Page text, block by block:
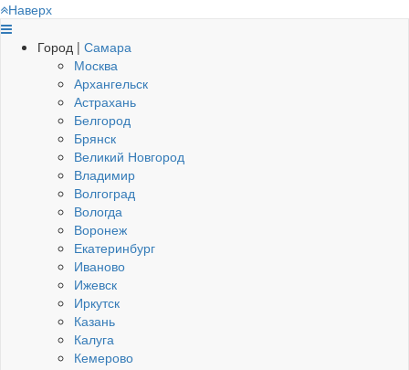
Наверх
Город | Самара
Москва
Архангельск
Астрахань
Белгород
Брянск
Великий Новгород
Владимир
Волгоград
Вологда
Воронеж
Екатеринбург
Иваново
Ижевск
Иркутск
Казань
Калуга
Кемерово